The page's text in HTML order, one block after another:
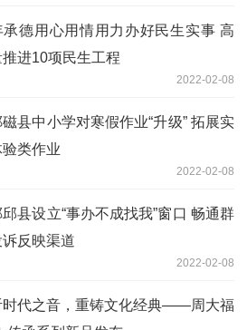
承德用心用情用力办好民生实事 高
推进10项民生工程
2022-02-08
县中小学对寒假作业“升级” 拓展实
验类作业
2022-02-08
县设立“事办不成找我”窗口 畅通群
反映渠道
2022-02-08
时代之音，重铸文化经典——周大福